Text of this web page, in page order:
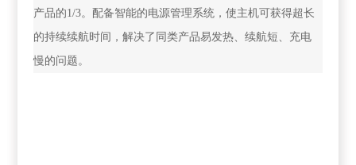
产品的1/3。配备智能的电源管理系统，使主机可获得超长
的持续续航时间，解决了同类产品易发热、续航短、充电
慢的问题。